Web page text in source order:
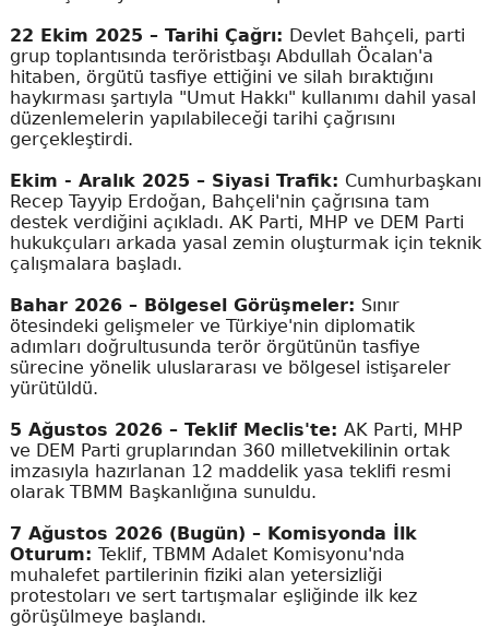
22 Ekim 2025 – Tarihi Çağrı: Devlet Bahçeli, parti
grup toplantısında teröristbaşı Abdullah Öcalan'a
hitaben, örgütü tasfiye ettiğini ve silah bıraktığını
haykırması şartıyla "Umut Hakkı" kullanımı dahil yasal
düzenlemelerin yapılabileceği tarihi çağrısını
gerçekleştirdi.
Ekim - Aralık 2025 – Siyasi Trafik: Cumhurbaşkanı
Recep Tayyip Erdoğan, Bahçeli'nin çağrısına tam
destek verdiğini açıkladı. AK Parti, MHP ve DEM Parti
hukukçuları arkada yasal zemin oluşturmak için teknik
çalışmalara başladı.
Bahar 2026 – Bölgesel Görüşmeler: Sınır
ötesindeki gelişmeler ve Türkiye'nin diplomatik
adımları doğrultusunda terör örgütünün tasfiye
sürecine yönelik uluslararası ve bölgesel istişareler
yürütüldü.
5 Ağustos 2026 – Teklif Meclis'te: AK Parti, MHP
ve DEM Parti gruplarından 360 milletvekilinin ortak
imzasıyla hazırlanan 12 maddelik yasa teklifi resmi
olarak TBMM Başkanlığına sunuldu.
7 Ağustos 2026 (Bugün) – Komisyonda İlk
Oturum: Teklif, TBMM Adalet Komisyonu'nda
muhalefet partilerinin fiziki alan yetersizliği
protestoları ve sert tartışmalar eşliğinde ilk kez
görüşülmeye başlandı.